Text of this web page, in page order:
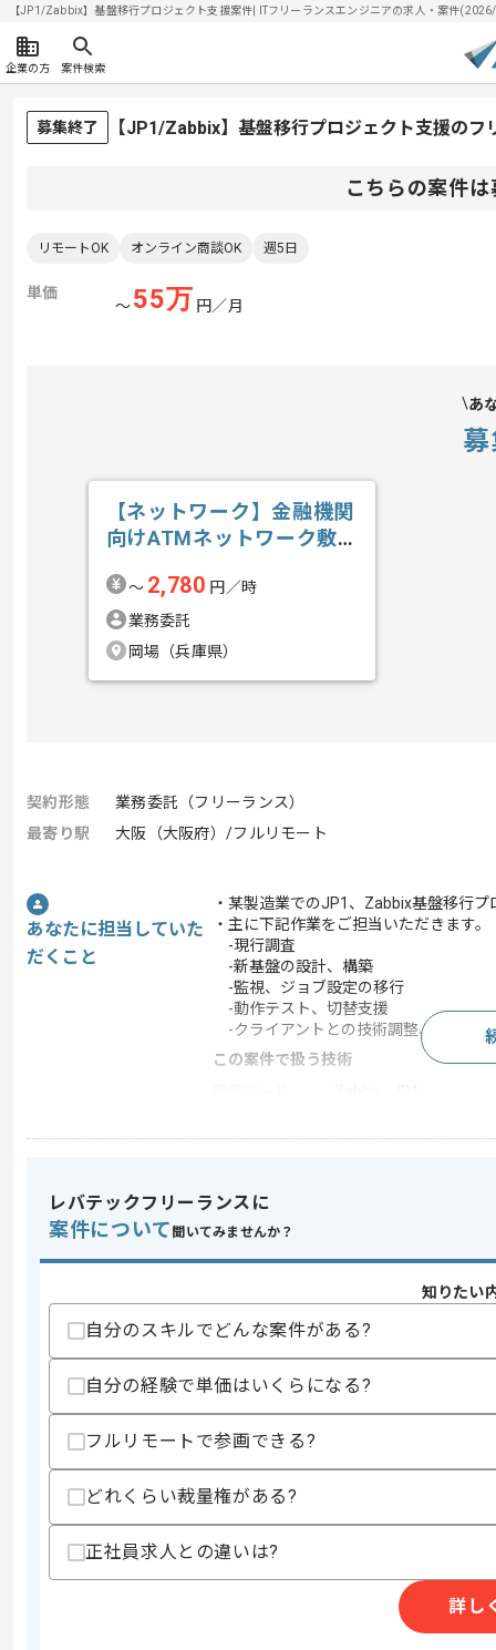
【JP1/Zabbix】基盤移行プロジェクト支援案件| ITフリーランスエンジニアの求人・案件
企業の方 案件検索
募集終了 【JP1/Zabbix】基盤移行プロジェクト支援のフ
こちらの案件
リモートOK オンライン商談OK 週5日
単価
〜55万 円／月
あ
【ネットワーク】金融機関
向けATMネットワーク敷
〜 2,780 円／時
業務委託
岡場（兵庫県）
契約形態
業務委託（フリーランス）
最寄り駅
大阪（大阪府）/フルリモート
あなたに担当していた
だくこと
・某製造業でのJP1、Zabbix基盤移行
・主に下記作業をご担当いただきます。
-現行調査
-新基盤の設計、構築
-監視、ジョブ設定の移行
-動作テスト、切替支援
-クライアントとの技術調整、課題管理
この案件で扱う技術
スキル
・Zabbix 監視基盤の構築、移行経験
・JP1 ジョブ管理基盤の構築、移行経験
・製造業の経験
・インフラ移行プロジェクトの経験
精算・お支払い
精算基準時間
レバテックフリーランスに
案件について 聞いてみませんか？
知りたい
自分のスキルでどんな案件がある?
自分の経験で単価はいくらになる?
フルリモートで参画できる?
どれくらい裁量権がある?
正社員求人との違いは?
詳し